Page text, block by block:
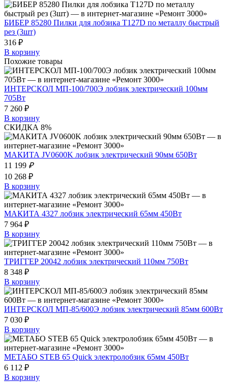
БИБЕР 85280 Пилки для лобзика Т127D по металлу быстрый
рез (3шт)
316 ₽
В корзину
Похожие товары
ИНТЕРСКОЛ МП-100/700Э лобзик электрический 100мм
705Вт
7 260 ₽
В корзину
СКИДКА 8%
МАКИТА JV0600K лобзик электрический 90мм 650Вт
11 199 ₽
10 268 ₽
В корзину
МАКИТА 4327 лобзик электрический 65мм 450Вт
7 964 ₽
В корзину
ТРИГГЕР 20042 лобзик электрический 110мм 750Вт
8 348 ₽
В корзину
ИНТЕРСКОЛ МП-85/600Э лобзик электрический 85мм 600Вт
7 030 ₽
В корзину
МЕТАБО STEB 65 Quick электролобзик 65мм 450Вт
6 112 ₽
В корзину